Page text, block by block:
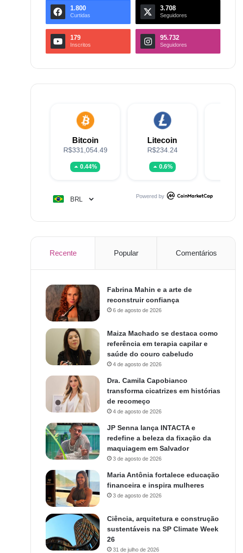
1.800
Curtidas
3.708
Seguidores
179
Inscritos
95.732
Seguidores
Bitcoin
R$331,054.49
0.44%
Litecoin
R$234.24
0.6%
Powered by
Recente Popular Comentários
Fabrina Mahin e a arte de
reconstruir confiança
6 de agosto de 2026
Maiza Machado se destaca como
referência em terapia capilar e
saúde do couro cabeludo
4 de agosto de 2026
Dra. Camila Capobianco
transforma cicatrizes em histórias
de recomeço
4 de agosto de 2026
JP Senna lança INTACTA e
redefine a beleza da fixação da
maquiagem em Salvador
3 de agosto de 2026
Maria Antônia fortalece educação
financeira e inspira mulheres
3 de agosto de 2026
Ciência, arquitetura e construção
sustentáveis na SP Climate Week
26
31 de julho de 2026